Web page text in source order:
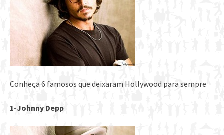
Conheça 6 famosos que deixaram Hollywood para sempre
1-Johnny Depp